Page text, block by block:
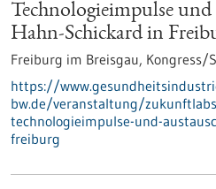
Technologieimpulse
Hahn-Schickard in
Freiburg im Breisgau, Kongress/
https://
bw.de/veranstaltung/
technologieimpulse-und-
freiburg